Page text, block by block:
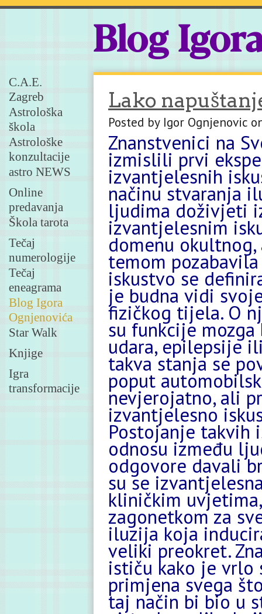
Blog
C.A.E.
Zagreb
Astrološka
škola
Astrološke
konzultacije
astro NEWS
Online
predavanja
Škola tarota
Tečaj
numerologije
Tečaj
eneagrama
Blog Igora
Ognjenovića
Star Walk
Knjige
Igra
transformacije
Lako
Posted by Igor Ognjenovic
Znanstvenici na
izmislili prvi
izvantjelesnih
načinu stvaranja
ljudima doživjeti
izvantjelesnim
domenu
temom
iskustvo se
je budna vidi
fizičkog tijela. O
su funkcije
udara, epilepsije
takva stanja se
poput
nevjerojatno, ali
izvantjelesno
Postojanje takvih
odnosu između
odgovore davali
su se
kliničkim
zagonetkom za
iluzija koja
veliki preokret.
ističu kako je vrlo
primjena svega
taj način bi bio u